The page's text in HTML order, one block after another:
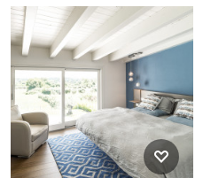
Klassisches
Hauptschlafzimmer mit
dunklem Holzboden in
London